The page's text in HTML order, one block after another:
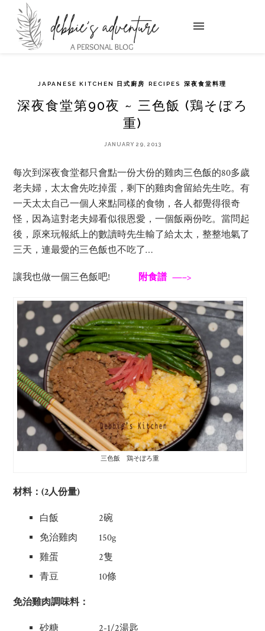
JAPANESE KITCHEN 日式廚房 RECIPES 深夜食堂料理
深夜食堂第90夜 ~ 三色飯 (鶏そぼろ
重)
JANUARY 29, 2013
每次到深夜食堂都只會點一份大份的雞肉三色飯的80多歲
老夫婦，太太會先吃掉蛋，剩下的雞肉會留給先生吃。有
一天太太自己一個人來點同樣的食物，各人都覺得很奇
怪，因為這對老夫婦看似很恩愛，一個飯兩份吃。當問起
後，原來玩報紙上的數讀時先生輸了給太太，整整地氣了
三天，連最愛的三色飯也不吃了…
讓我也做一個三色飯吧! 附食譜 —–>
三色飯 鶏そぼろ重
材料：(2人份量)
白飯 2碗
免治雞肉 150g
雞蛋 2隻
青豆 10條
免治雞肉調味料：
砂糖 2-1/2湯匙